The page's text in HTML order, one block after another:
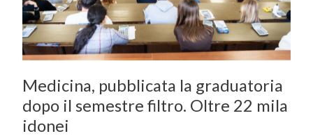
Medicina, pubblicata la graduatoria
dopo il semestre filtro. Oltre 22 mila
idonei
filtro.
Oltre
22
mila